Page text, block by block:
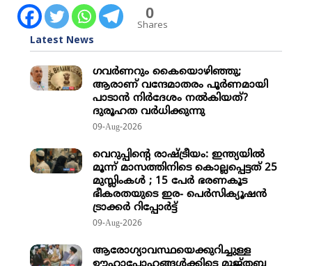
0
Shares
Latest News
ഗവര്‍ണറും കൈയൊഴിഞ്ഞു;
ആരാണ് വന്ദേമാതരം പൂര്‍ണമായി
പാടാന്‍ നിര്‍ദേശം നല്‍കിയത്?
ദുരൂഹത വര്‍ധിക്കുന്നു
09-Aug-2026
വെറുപ്പിന്റെ രാഷ്ട്രീയം: ഇന്ത്യയില്‍
മൂന്ന് മാസത്തിനിടെ കൊല്ലപ്പെട്ടത് 25
മുസ്ലിംകള്‍ ; 15 പേര്‍ ഭരണകൂട
ഭീകരതയുടെ ഇര- പെര്‍സിക്യൂഷന്‍
ട്രാക്കര്‍ റിപ്പോര്‍ട്ട്
09-Aug-2026
ആരോഗ്യാവസ്ഥയെക്കുറിച്ചുള്ള